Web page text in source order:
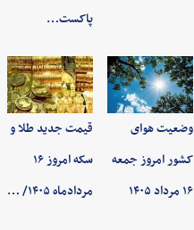
پاکست…
وضعیت هوای
کشور امروز جمعه
۱۶ مرداد ۱۴۰۵
قیمت جدید طلا و
سکه امروز ۱۶
مردادماه ۱۴۰۵/ …